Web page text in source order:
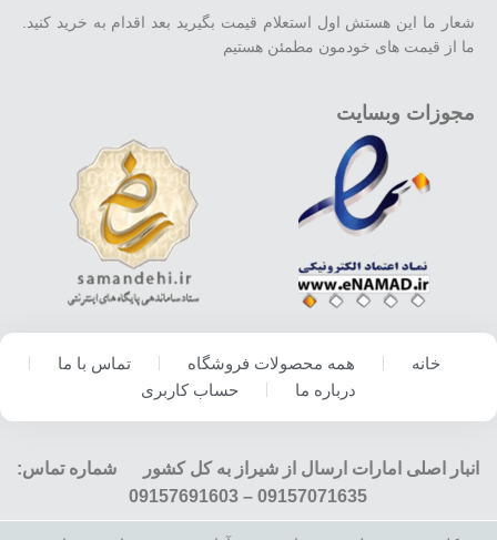
شعار ما این هستش اول استعلام قیمت بگیرید بعد اقدام به خرید کنید.
ما از قیمت های خودمون مطمئن هستیم
مجوزات وبسایت
خانه همه محصولات فروشگاه
تماس با ما
درباره ما
حساب کاربری
انبار اصلی امارات ارسال از شیراز به کل کشور شماره تماس: